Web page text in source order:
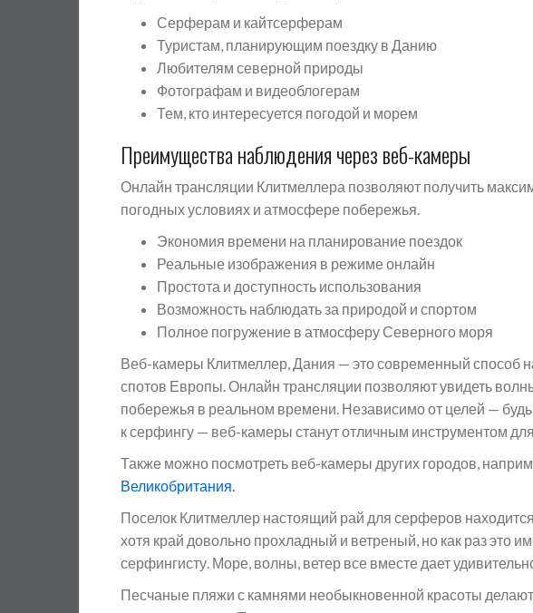
Серферам и кайтсерферам
Туристам, планирующим поездку в Данию
Любителям северной природы
Фотографам и видеоблогерам
Тем, кто интересуется погодой и морем
Преимущества наблюдения через веб-камеры
Онлайн трансляции Клитмеллера позволяют получить
погодных условиях и атмосфере побережья.
Экономия времени на планирование поездок
Реальные изображения в режиме онлайн
Простота и доступность использования
Возможность наблюдать за природой и спортом
Полное погружение в атмосферу Северного моря
Веб-камеры Клитмеллер, Дания — это современный способ
спотов Европы. Онлайн трансляции позволяют увидеть
побережья в реальном времени. Независимо от целей —
к серфингу — веб-камеры станут отличным инструментом
Также можно посмотреть веб-камеры других городов,
Великобритания.
Поселок Клитмеллер настоящий рай для серферов
хотя край довольно прохладный и ветреный, но как раз это
серфингисту. Море, волны, ветер все вместе дает
Песчаные пляжи с камнями необыкновенной красоты